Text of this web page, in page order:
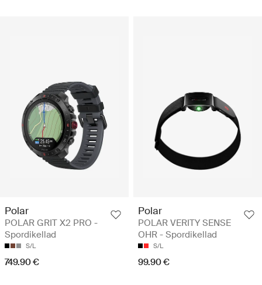
Polar
POLAR GRIT X2 PRO -
Spordikellad
S/L
749.90 €
Polar
POLAR VERITY SENSE
OHR - Spordikellad
S/L
99.90 €